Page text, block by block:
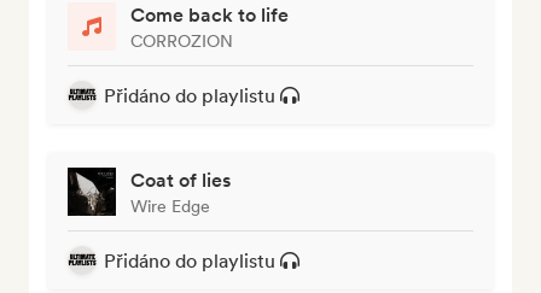
Come back to life
CORROZION
Přidáno do playlistu
Coat of lies
Wire Edge
Přidáno do playlistu